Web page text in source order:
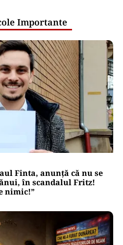
Importante
Finta, anunță că nu se
în scandalul Fritz!
nimic!”